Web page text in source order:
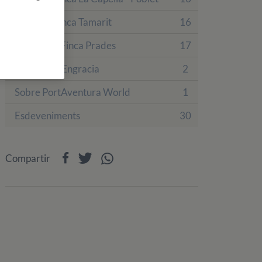
Colònies Finca Tamarit
16
Colònies a Finca Prades
17
Hotel Villa Engracia
2
Sobre PortAventura World
1
Esdeveniments
30
Compartir